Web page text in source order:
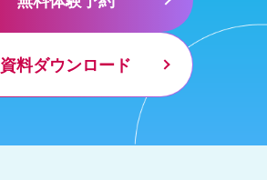
資料ダウンロード